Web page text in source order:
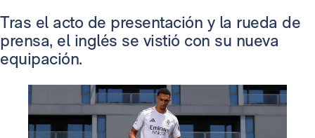
Tras el acto de presentación y la rueda de
prensa, el inglés se vistió con su nueva
equipación.